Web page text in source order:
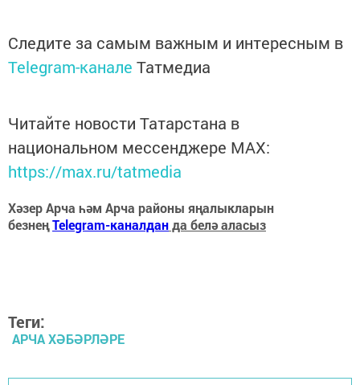
Следите за самым важным и интересным в
Telegram-канале Татмедиа
Читайте новости Татарстана в
национальном мессенджере MАХ:
https://max.ru/tatmedia
Хәзер Арча һәм Арча районы яңалыкларын
безнеңTelegram-каналданда белә аласыз
Теги:
АРЧА ХӘБӘРЛӘРЕ